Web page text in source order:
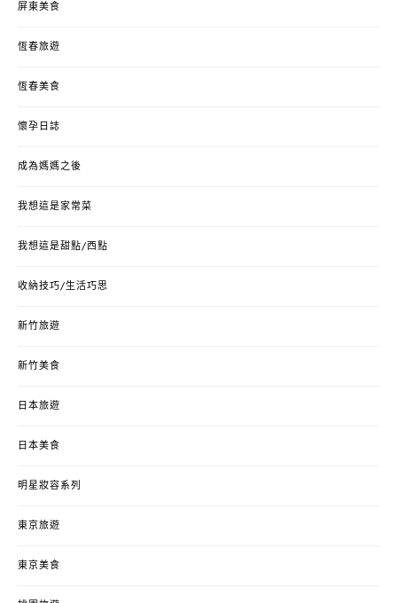
屏東美食
恆春旅遊
恆春美食
懷孕日誌
成為媽媽之後
我想這是家常菜
我想這是甜點/西點
收納技巧/生活巧思
新竹旅遊
新竹美食
日本旅遊
日本美食
明星妝容系列
東京旅遊
東京美食